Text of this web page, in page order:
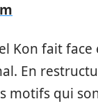
Kon fait face
En
motifs qui